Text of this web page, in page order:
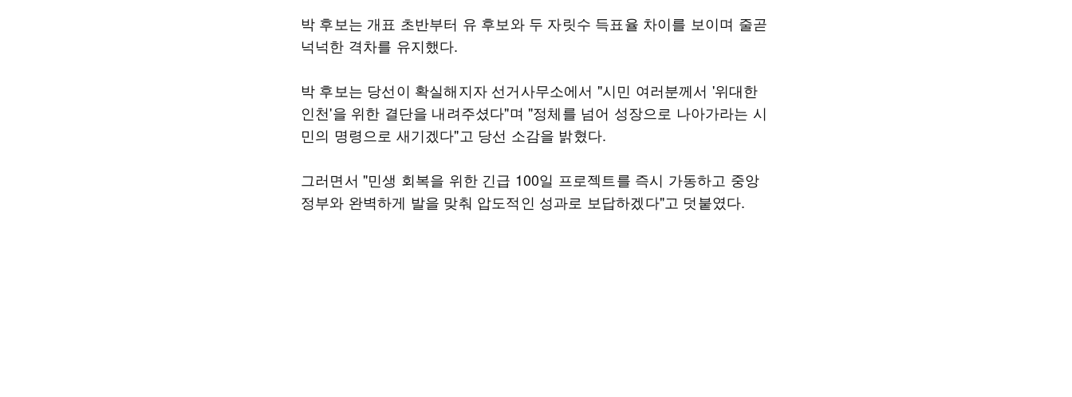
박 후보는 개표 초반부터 유 후보와 두 자릿수 득표율 차이를 보이며 줄곧
넉넉한 격차를 유지했다.
박 후보는 당선이 확실해지자 선거사무소에서 "시민 여러분께서 '위대한
인천'을 위한 결단을 내려주셨다"며 "정체를 넘어 성장으로 나아가라는 시
민의 명령으로 새기겠다"고 당선 소감을 밝혔다.
그러면서 "민생 회복을 위한 긴급 100일 프로젝트를 즉시 가동하고 중앙
정부와 완벽하게 발을 맞춰 압도적인 성과로 보답하겠다"고 덧붙였다.